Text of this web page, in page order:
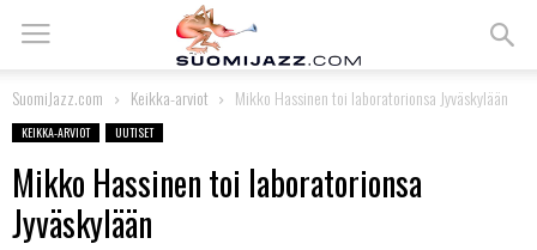
SuomiJazz.com Keikka-arviot Mikko Hassinen toi laboratorionsa Jyväskylään
KEIKKA-ARVIOT UUTISET
Mikko Hassinen toi laboratorionsa
Jyväskylään